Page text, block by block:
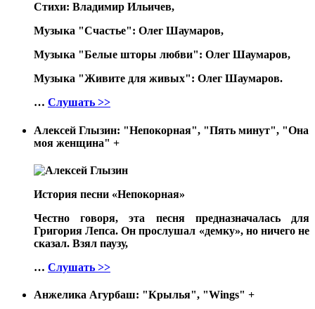
Стихи: Владимир Ильичев,
Музыка "Счастье": Олег Шаумаров,
Музыка "Белые шторы любви": Олег Шаумаров,
Музыка "Живите для живых": Олег Шаумаров.
… Слушать >>
Алексей Глызин: "Непокорная", "Пять минут", "Она
моя женщина" +
История песни «Непокорная»
Честно говоря, эта песня предназначалась для
Григория Лепса. Он прослушал «демку», но ничего не
сказал. Взял паузу,
… Слушать >>
Анжелика Агурбаш: "Крылья", "Wings" +